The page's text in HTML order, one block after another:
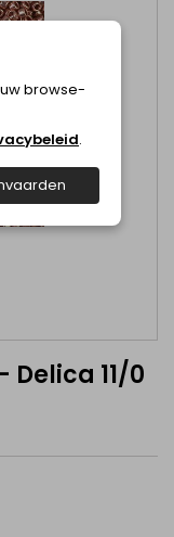
- Delica 11/0
browse-
.